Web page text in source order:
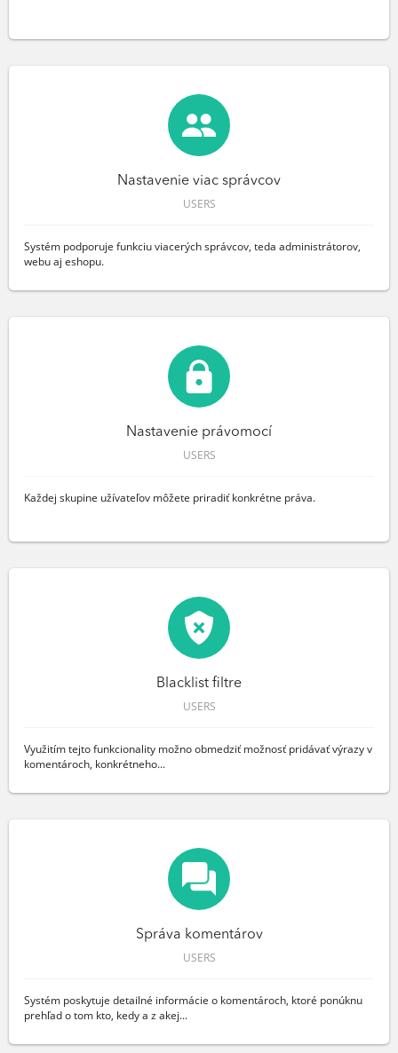
Nastavenie viac správcov
USERS
Systém podporuje funkciu viacerých správcov, teda administrátorov,
webu aj eshopu.
Nastavenie právomocí
USERS
Každej skupine užívateľov môžete priradiť konkrétne práva.
Blacklist filtre
USERS
Využitím tejto funkcionality možno obmedziť možnosť pridávať výrazy v
komentároch, konkrétneho...
Správa komentárov
USERS
Systém poskytuje detailné informácie o komentároch, ktoré ponúknu
prehľad o tom kto, kedy a z akej...